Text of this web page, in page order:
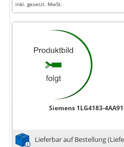
inkl. gesetzl. MwSt.
Siemens 1LG4183-
Lieferbar auf Bestellung